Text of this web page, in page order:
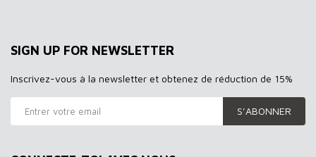
SIGN UP FOR NEWSLETTER
Inscrivez-vous à la newsletter et obtenez de réduction de 15%
S’ABONNER